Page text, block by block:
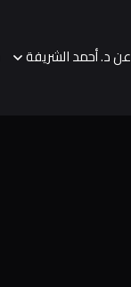
عن د. أحمد الشريفة